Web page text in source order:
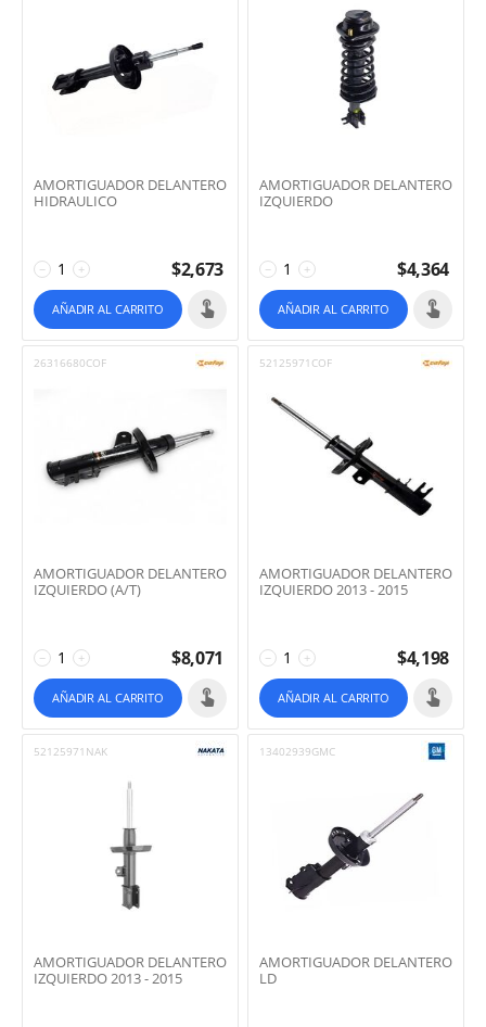
AMORTIGUADOR DELANTERO
HIDRAULICO
+
− $2,673
AÑADIR AL CARRITO
AMORTIGUADOR DELANTERO
IZQUIERDO
+
− $4,364
AÑADIR AL CARRITO
26316680COF
AMORTIGUADOR DELANTERO
IZQUIERDO (A/T)
+
− $8,071
AÑADIR AL CARRITO
52125971COF
AMORTIGUADOR DELANTERO
IZQUIERDO 2013 - 2015
+
− $4,198
AÑADIR AL CARRITO
52125971NAK
AMORTIGUADOR DELANTERO
IZQUIERDO 2013 - 2015
13402939GMC
AMORTIGUADOR DELANTERO
LD